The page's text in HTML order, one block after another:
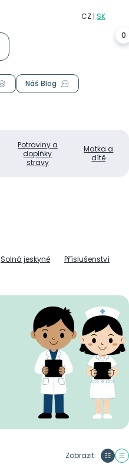
Potraviny a
doplňky
stravy
Matka a
dítě
0
Náš Blog
Solná jeskyně
Příslušenství
Zobrazit: